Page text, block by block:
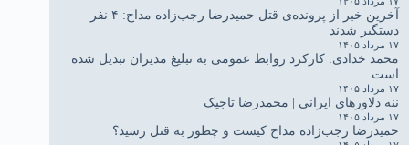
آخرین خبر از پرونده‌ی قتل حمیدرضا رجب‌زاده مداح: ۴ نفر
دستگیر شدند
۱۷ مرداد ۱۴۰۵
محمد خدادی: کارکرد روابط عمومی به تبلیغ مدیران تبدیل شده
است
۱۷ مرداد ۱۴۰۵
ننه دلاورهای ایرانی | محمدرضا تاجیک
۱۷ مرداد ۱۴۰۵
حمیدرضا رجب‌زاده مداح کیست و چطور به قتل رسید؟